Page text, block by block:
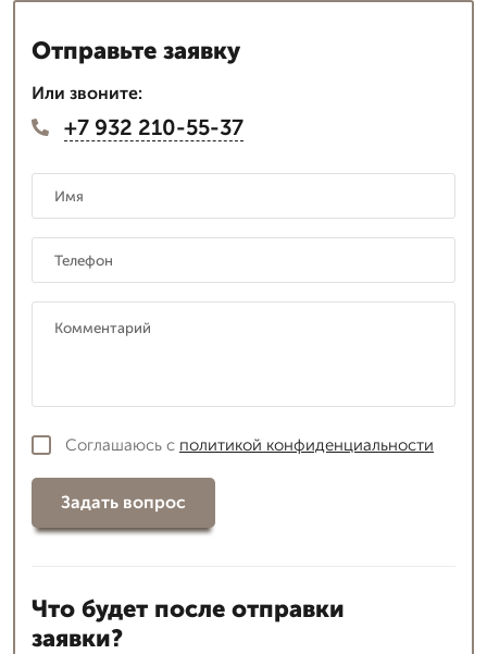
Отправьте заявку
Или звоните:
+7 932 210-55-37
Соглашаюсь с политикой конфиденциальности
Задать вопрос
Что будет после отправки
заявки?